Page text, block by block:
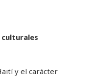
culturales
y el carácter